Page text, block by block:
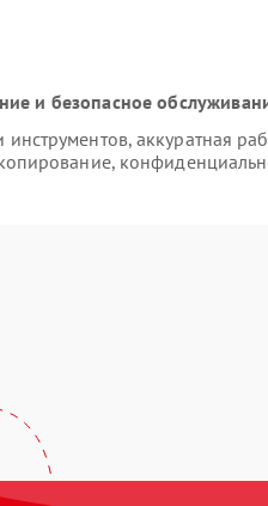
и безопасное
аккуратная